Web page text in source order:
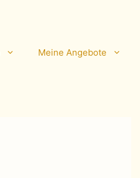
Meine Angebote